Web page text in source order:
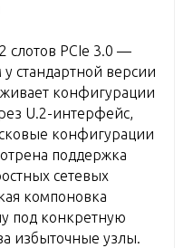
слотов PCIe 3.0 —
стандартной версии
конфигурации
U.2-интерфейс,
конфигурации
поддержка
сетевых
компоновка
под конкретную
избыточные узлы.